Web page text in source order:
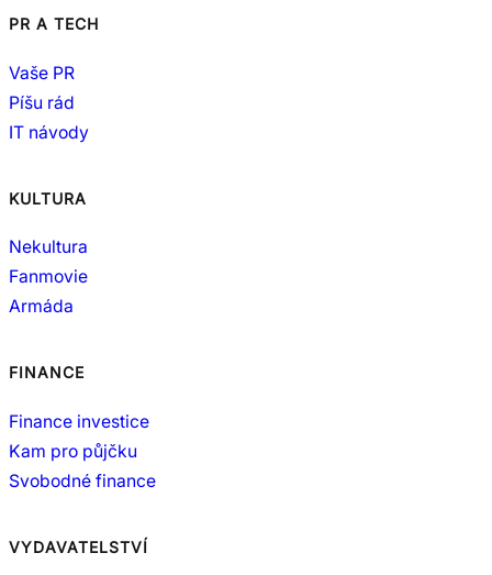
PR A TECH
Vaše PR
Píšu rád
IT návody
KULTURA
Nekultura
Fanmovie
Armáda
FINANCE
Finance investice
Kam pro půjčku
Svobodné finance
VYDAVATELSTVÍ